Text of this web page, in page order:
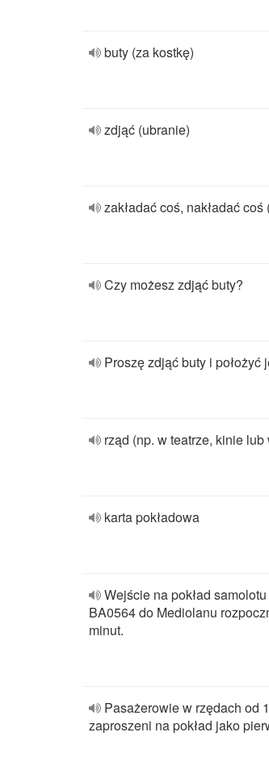
buty (za kostkę)
zdjąć (ubranie)
zakładać coś, nakładać coś
Czy możesz zdjąć buty?
Proszę zdjąć buty i położyć
rząd (np. w teatrze, kinie
karta pokładowa
Wejście na pokład
BA0564 do Mediolanu
minut.
Pasażerowie w rzędach od
zaproszeni na pokład jako